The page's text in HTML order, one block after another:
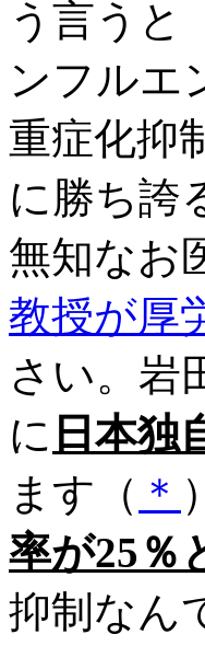
う言うと
ンフルエ
重症化抑
に勝ち誇
無知なお
教授が厚
さい。岩
に 日本独
ます（ ＊
率が25％
抑制なん